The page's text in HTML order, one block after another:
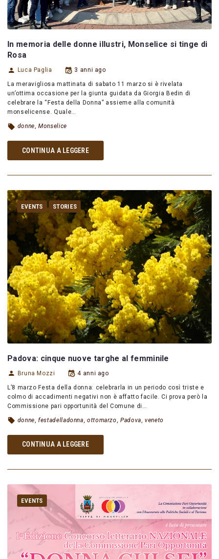
In memoria delle donne illustri, Monselice si tinge di
Rosa
Luca Paglia 3 anni ago
La meravigliosa mattinata di sabato 11 marzo si è rivelata
un’ottima occasione per la giunta guidata da Giorgia Bedin di
celebrare la “Festa della Donna” assieme alla comunità
monselicense. Quale…
donne,Monselice
CONTINUA A LEGGERE
EVENTS STORIES
Padova: cinque nuove targhe al femminile
Bruna Mozzi 4 anni ago
L’8 marzo Festa della donna: celebrarla in un periodo così triste e
colmo di accadimenti negativi non è affatto facile. Ci prova però la
Commissione pari opportunità del Comune di…
donne,festadelladonna,ottomarzo,Padova,veneto
CONTINUA A LEGGERE
EVENTS